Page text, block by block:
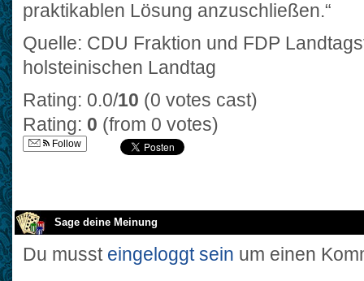
praktikablen Lösung anzuschließen.“
Quelle: CDU Fraktion und FDP
holsteinischen Landtag
Rating: 0.0/10 (0 votes cast)
Rating: 0 (from 0 votes)
Follow
Sage deine Meinung
Du musst eingeloggt sein um einen